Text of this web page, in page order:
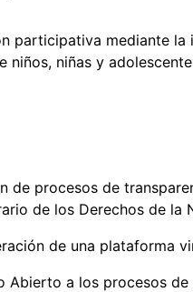
participativa mediante
niñas y
de procesos de
de los Derechos de la
de una plataforma
Abierto a los procesos